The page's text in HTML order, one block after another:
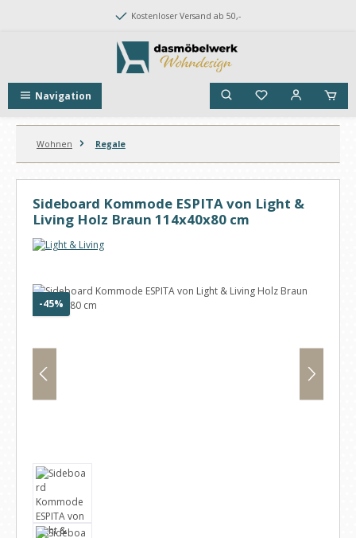
Zum Hauptinhalt springenKostenloser Versand ab 50,-
Navigation
Wohnen Regale
Sideboard Kommode ESPITA von Light &
Living Holz Braun 114x40x80 cm
Bildergalerie überspringen
-45% Rabatt